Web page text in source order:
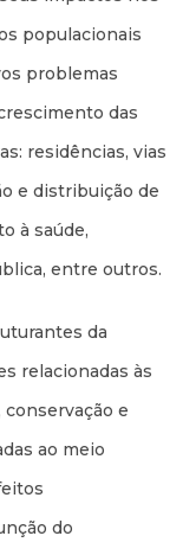
populacionais
problemas
das
residências, vias
e distribuição de
à saúde,
entre outros.
da
relacionadas às
conservação e
ao meio
do